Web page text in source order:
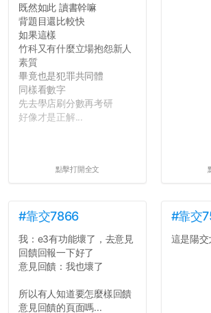
既然如此 讀書幹嘛
背題目還比較快
如果這樣
竹科又有什麼立場抱怨新人
素質
畢竟也是犯罪共同體
同樣看數字
先去學店刷分數再考研
好像才是正解...
點擊打開全文
#靠交7866
我：e3有功能壞了，去意見
回饋回報一下好了
意見回饋：我也壞了
所以有人知道要怎麼樣回饋
意見回饋的頁面嗎...
#靠交
這是陽